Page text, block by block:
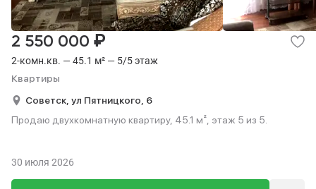
2-комн.кв. — 45.1 м² — 5/5 этаж
Квартиры
2 550 000 ₽
Советск, ул Пятницкого, 6
Продаю двухкомнатную квартиру, 45.1 м², этаж 5 из 5.
30 июля 2026